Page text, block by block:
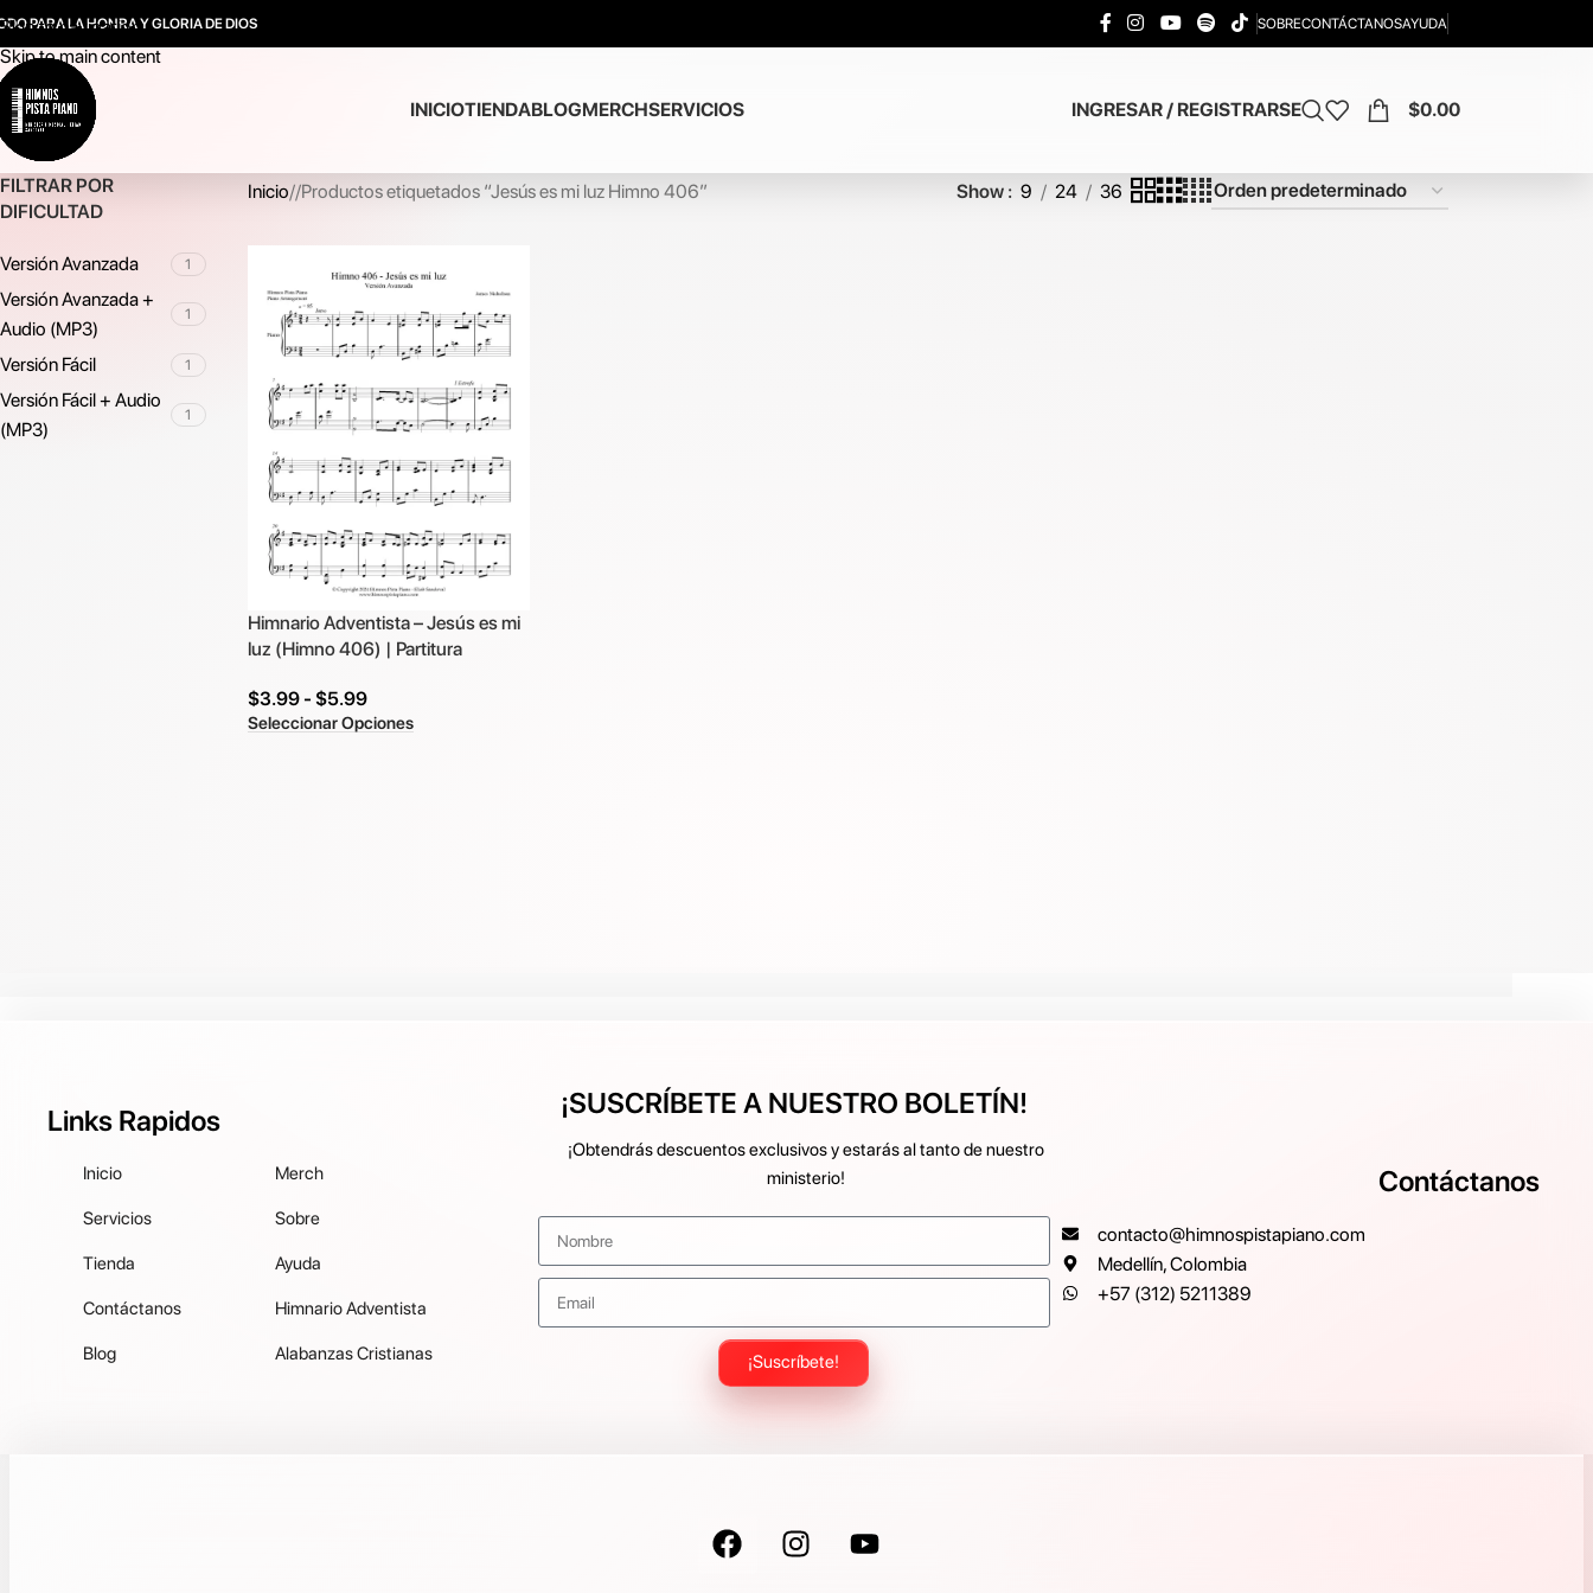
Skip to navigation
Skip to main content
PARA LA HONRA Y GLORIA DE DIOS SOBRECONTÁCTANOSAYUDA
INICIOTIENDABLOGMERCHSERVICIOS INGRESAR / REGISTRARSE $0.00
FILTRAR POR
DIFICULTAD
Versión Avanzada 1
Versión Avanzada +
Audio (MP3)
1
Versión Fácil 1
Versión Fácil + Audio
(MP3)
1
Inicio/ Productos etiquetados “Jesús es mi luz Himno 406” Show 9 24 36
Himnario Adventista – Jesús es mi
luz (Himno 406) | Partitura
$3.99 - $5.99
Seleccionar Opciones
Links Rapidos
Inicio
Servicios
Tienda
Contáctanos
Blog
Merch
Sobre
Ayuda
Himnario Adventista
Alabanzas Cristianas
¡SUSCRÍBETE A NUESTRO BOLETÍN!
¡Obtendrás descuentos exclusivos y estarás al tanto de nuestro
ministerio!
¡Suscríbete!
Contáctanos
contacto@himnospistapiano.com
Medellín, Colombia
+57 (312) 5211389